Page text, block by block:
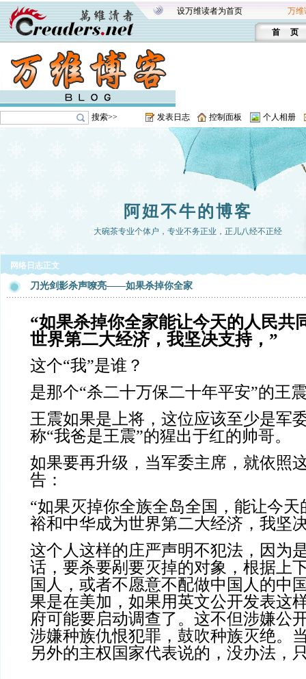
设万维读者为首页 万维
首 页
搜索>> 发表日志 控制面板 个人相册
阿妞不牛的博客
大碗茶专业个体户，专业不务正业，正儿八经不正经
网络日志正文
刀光剑影杀声嘹亮——如果杀掉你全家
“如果杀掉你全家能让今天的人民共
世界第二大经济，我坚决支持，”
这个“我”是谁？
是那个“杀二十万保二十年平安”的王
王震如果是上将，这位应该至少是军
称“我爸是王震”的猩出于红的帅哥。
如果要再升级，当军委主席，就依照
告：
“如果灭掉你全族全岛全国，能让今
裕和中华成为世界第二大经济，我坚
这个人这样的庄严声明不犯法，因为
话，要杀要剐要灭掉的对象，根据上
国人，或者不愿意不配做中国人的中
果是在美加，如果用英文公开发表这
府可能要启动调查了。这不但涉嫌公
涉嫌种族仇恨犯罪，鼓吹种族灭绝。
另外的主权国家代表说的，没办法，